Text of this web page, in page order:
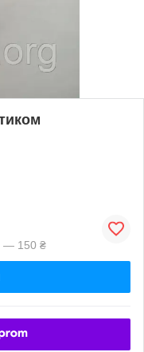
— 150 ₴